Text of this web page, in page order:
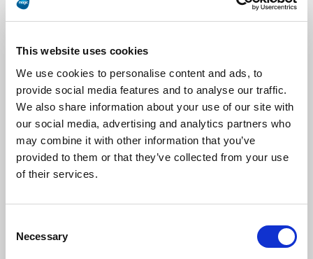
This website uses cookies
We use cookies to personalise content and ads, to
provide social media features and to analyse our traffic.
We also share information about your use of our site with
our social media, advertising and analytics partners who
may combine it with other information that you’ve
provided to them or that they’ve collected from your use
of their services.
Selection
Necessary
Finanz Informatik
Finanz Informatik más eficientemente brinda
técnicas anuales con las plataformas de Magic